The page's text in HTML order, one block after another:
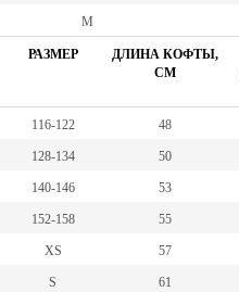
M
РАЗМЕР
ДЛИНА КОФТЫ,
СМ
116-122 48
128-134 50
140-146 53
152-158 55
XS 57
S 61